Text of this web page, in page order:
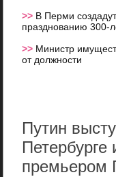
>> В Перми
празднованию 300-
>> Министр
от должности
Путин
Петербурге
премьером